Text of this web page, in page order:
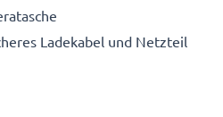
Ladekabel und Netzteil